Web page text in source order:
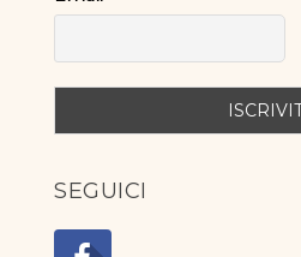
SEGUICI